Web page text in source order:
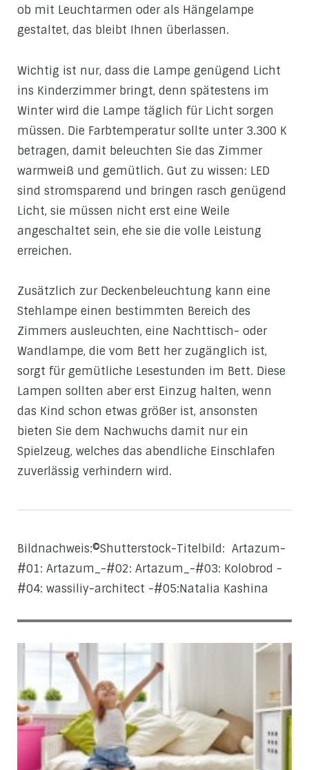
ob mit Leuchtarmen oder als Hängelampe
gestaltet, das bleibt Ihnen überlassen.
Wichtig ist nur, dass die Lampe genügend Licht
ins Kinderzimmer bringt, denn spätestens im
Winter wird die Lampe täglich für Licht sorgen
müssen. Die Farbtemperatur sollte unter 3.300 K
betragen, damit beleuchten Sie das Zimmer
warmweiß und gemütlich. Gut zu wissen: LED
sind stromsparend und bringen rasch genügend
Licht, sie müssen nicht erst eine Weile
angeschaltet sein, ehe sie die volle Leistung
erreichen.
Zusätzlich zur Deckenbeleuchtung kann eine
Stehlampe einen bestimmten Bereich des
Zimmers ausleuchten, eine Nachttisch- oder
Wandlampe, die vom Bett her zugänglich ist,
sorgt für gemütliche Lesestunden im Bett. Diese
Lampen sollten aber erst Einzug halten, wenn
das Kind schon etwas größer ist, ansonsten
bieten Sie dem Nachwuchs damit nur ein
Spielzeug, welches das abendliche Einschlafen
zuverlässig verhindern wird.
Bildnachweis:©Shutterstock-Titelbild: Artazum-
#01: Artazum_-#02: Artazum_-#03: Kolobrod -
#04: wassiliy-architect -#05:Natalia Kashina